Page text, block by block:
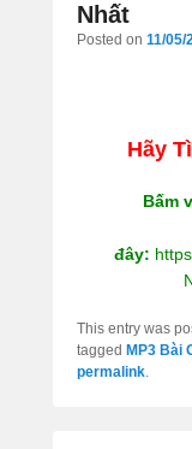
Nhất
Posted on 11/05/
Hãy
Bấm
đây:
This entry was
tagged MP3 Bài
permalink.